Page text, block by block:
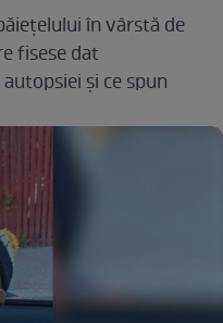
în vârstă de
fisese dat
și ce spun